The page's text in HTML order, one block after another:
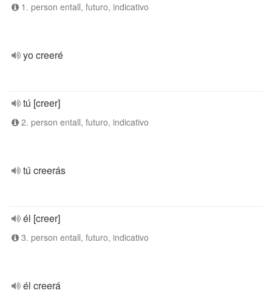
1. person entall, futuro, indicativo
yo creeré
tú [creer]
2. person entall, futuro, indicativo
tú creerás
él [creer]
3. person entall, futuro, indicativo
él creerá